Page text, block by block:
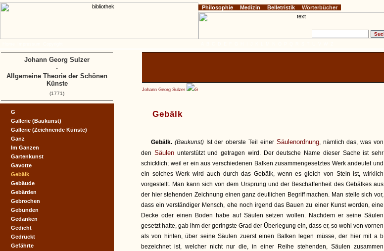
Johann Georg Sulzer G
Gebälk
Gebälk. (Baukunst) Ist der oberste Teil einer Säulenordnung, nämlich das, was von
den Säulenunterstützt und getragen wird. Der deutsche Name dieser Sache ist sehr
schicklich; weil er ein aus verschiedenen Balken zusammengesetztes Werk andeutet und
ein solches Werk wird auch durch das Gebälk, wenn es gleich von Stein ist, wirklich
vorgestellt. Man kann sich von dem Ursprung und der Beschaffenheit des Gebälkes aus
der hier stehenden Zeichnung einen ganz deutlichen Begriff machen. Man stelle sich vor,
dass ein verständiger Mensch, ehe noch irgend das Bauen zu einer Kunst worden, eine
Decke oder einen Boden habe auf Säulen setzen wollen. Nachdem er seine Säulen
gesetzt hatte, gab ihm der geringste Grad der Überlegung ein, dass er, so wohl von vornen
als von hinten, über seine Säulen zuerst einen Balken legen müsse, der hier mit a b
bezeichnet ist, welcher nicht nur die, in einer Reihe stehenden, Säulen zusammen
G
Gallerie (Baukunst)
Gallerie (Zeichnende Künste)
Ganz
Im Ganzen
Gartenkunst
Gavotte
Gebälk
Gebäude
Gebärden
Gebrochen
Gebunden
Gedanken
Gedicht
Gedrückt
Gefährte
Philosophie Medizin Belletristik Wörterbücher
Johann Georg Sulzer
-
Allgemeine Theorie der Schönen
Künste
(1771)